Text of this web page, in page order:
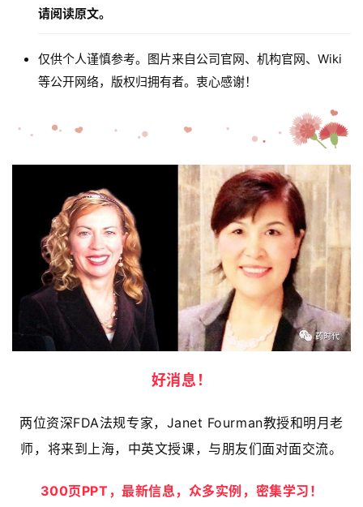
请阅读原文。
仅供个人谨慎参考。图片来自公司官网、机构官网、Wiki
等公开网络，版权归拥有者。衷心感谢！
好消息！
两位资深FDA法规专家，Janet Fourman教授和明月老
师，将来到上海，中英文授课，与朋友们面对面交流。
300页PPT，最新信息，众多实例，密集学习！